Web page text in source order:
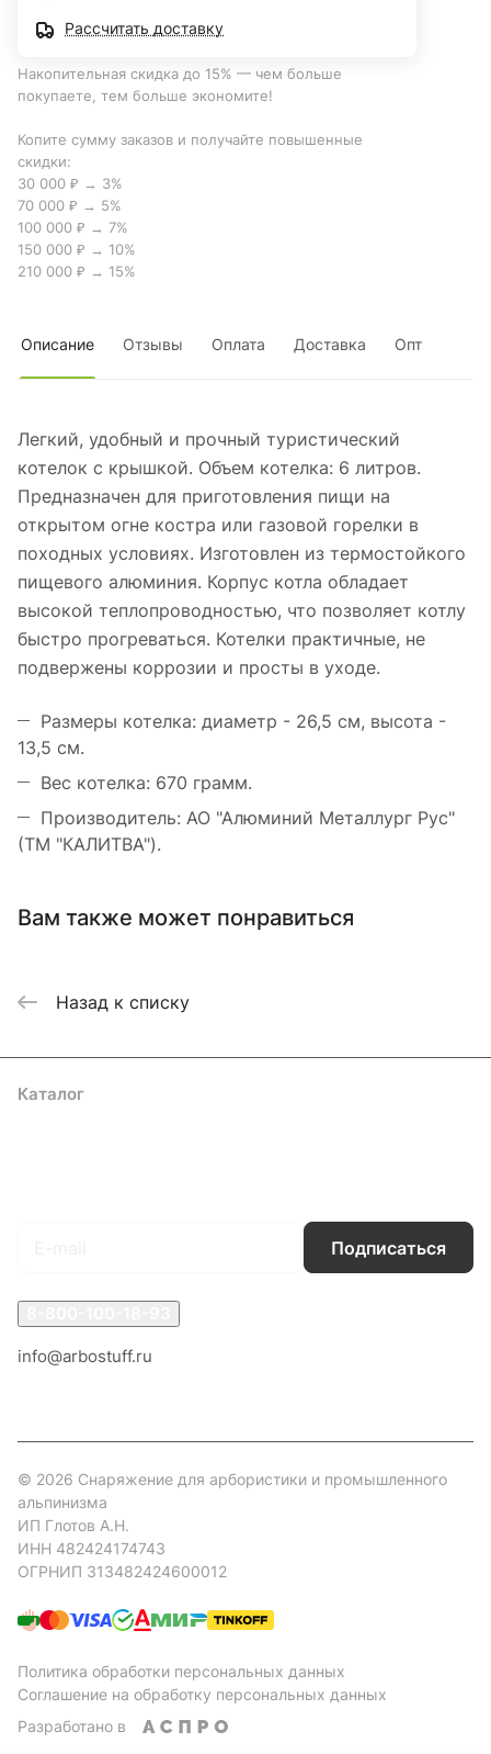
Рассчитать доставку
Накопительная скидка до 15% — чем больше
покупаете, тем больше экономите!
Копите сумму заказов и получайте повышенные
скидки:
30 000 ₽ → 3%
70 000 ₽ → 5%
100 000 ₽ → 7%
150 000 ₽ → 10%
210 000 ₽ → 15%
Описание Отзывы Оплата Доставка Опт
Легкий, удобный и прочный туристический
котелок с крышкой. Объем котелка: 6 литров.
Предназначен для приготовления пищи на
открытом огне костра или газовой горелки в
походных условиях. Изготовлен из термостойкого
пищевого алюминия. Корпус котла обладает
высокой теплопроводностью, что позволяет котлу
быстро прогреваться. Котелки практичные, не
подвержены коррозии и просты в уходе.
Размеры котелка: диаметр - 26,5 см, высота -
13,5 см.
Вес котелка: 670 грамм.
Производитель: АО "Алюминий Металлург Рус"
(ТМ "КАЛИТВА").
Вам также может понравиться
Назад к списку
Каталог
Подписаться
info@arbostuff.ru
© 2026 Снаряжение для арбористики и промышленного
альпинизма
ИП Глотов А.Н.
ИНН 482424174743
ОГРНИП 313482424600012
Политика обработки персональных данных
Соглашение на обработку персональных данных
Разработано в